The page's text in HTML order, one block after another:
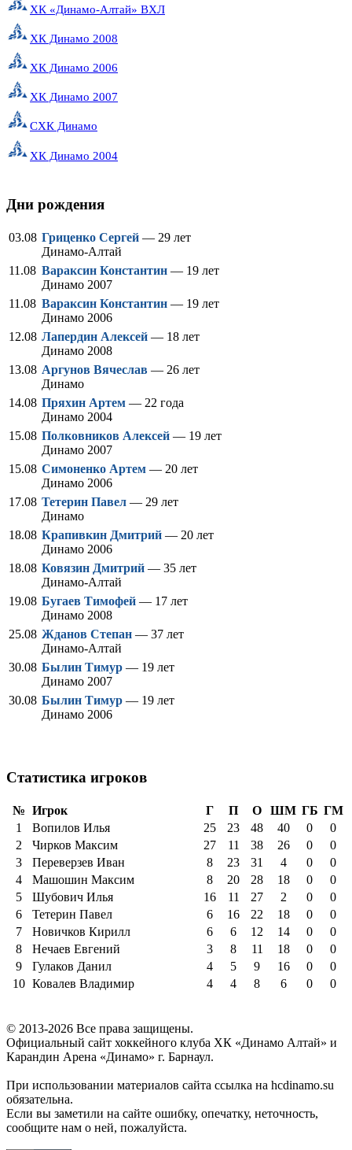
ХК «Динамо-Алтай» ВХЛ
ХК Динамо 2008
ХК Динамо 2006
ХК Динамо 2007
СХК Динамо
ХК Динамо 2004
Дни рождения
03.08 Гриценко Сергей — 29 лет
Динамо-Алтай
11.08 Вараксин Константин — 19 лет
Динамо 2007
11.08 Вараксин Константин — 19 лет
Динамо 2006
12.08 Лапердин Алексей — 18 лет
Динамо 2008
13.08 Аргунов Вячеслав — 26 лет
Динамо
14.08 Пряхин Артем — 22 года
Динамо 2004
15.08 Полковников Алексей — 19 лет
Динамо 2007
15.08 Симоненко Артем — 20 лет
Динамо 2006
17.08 Тетерин Павел — 29 лет
Динамо
18.08 Крапивкин Дмитрий — 20 лет
Динамо 2006
18.08 Ковязин Дмитрий — 35 лет
Динамо-Алтай
19.08 Бугаев Тимофей — 17 лет
Динамо 2008
25.08 Жданов Степан — 37 лет
Динамо-Алтай
30.08 Былин Тимур — 19 лет
Динамо 2007
30.08 Былин Тимур — 19 лет
Динамо 2006
Статистика игроков
№ Игрок Г П О ШМ ГБ ГМ
1
Вопилов Илья 25 23 48 40 0
0
2
Чирков Максим 27 11 38 26 0
0
3
Переверзев Иван 8 23 31 4 0
0
4
Машошин Максим 8 20 28 18 0
0
5
Шубович Илья 16 11 27 2 0
0
6
Тетерин Павел 6 16 22 18 0
0
7
Новичков Кирилл 6 6 12 14 0
0
8
Нечаев Евгений 3 8 11 18 0
0
9
Гулаков Данил 4 5 9 16 0
0
10 Ковалев Владимир 4 4 8 6 0 0
© 2013-2026 Все права защищены.
Официальный сайт хоккейного клуба ХК «Динамо Алтай» и
Карандин Арена «Динамо» г. Барнаул.
При использовании материалов сайта ссылка на hcdinamo.su
обязательна.
Если вы заметили на сайте ошибку, опечатку, неточность,
сообщите нам о ней, пожалуйста.